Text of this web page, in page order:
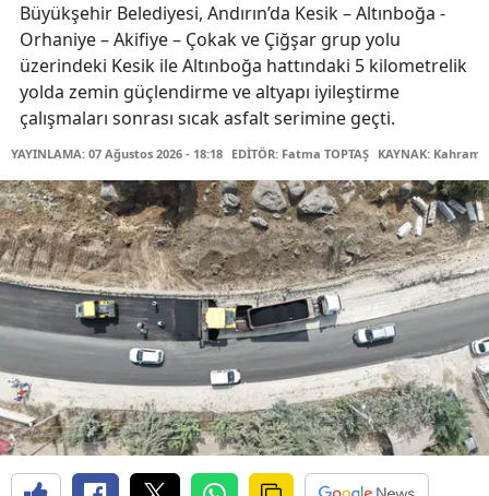
Büyükşehir Belediyesi, Andırın’da Kesik – Altınboğa -
Orhaniye – Akifiye – Çokak ve Çiğşar grup yolu
üzerindeki Kesik ile Altınboğa hattındaki 5 kilometrelik
yolda zemin güçlendirme ve altyapı iyileştirme
çalışmaları sonrası sıcak asfalt serimine geçti.
YAYINLAMA: 07 Ağustos 2026 - 18:18 EDİTÖR: Fatma TOPTAŞ KAYNAK: